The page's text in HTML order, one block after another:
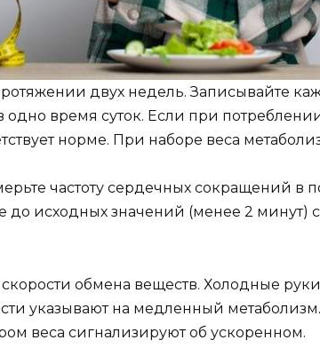
двух недель. Записывайте
время суток. Если при
норме. При наборе веса
частоту сердечных сокращений
до исходных значений (менее 2 минут)
обмена веществ. Холодные руки
указывают на медленный
веса сигнализируют об ускоренном.